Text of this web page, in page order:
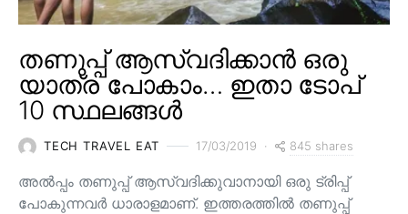
തണുപ്പ് ആസ്വദിക്കാൻ ഒരു
യാത്ര പോകാം… ഇതാ ടോപ്
10 സ്ഥലങ്ങൾ
TECH TRAVEL EAT 17/03/2019 845 shares
അൽപ്പം തണുപ്പ് ആസ്വദിക്കുവാനായി ഒരു ട്രിപ്പ്
പോകുന്നവർ ധാരാളമാണ്. ഇത്തരത്തിൽ തണുപ്പ്